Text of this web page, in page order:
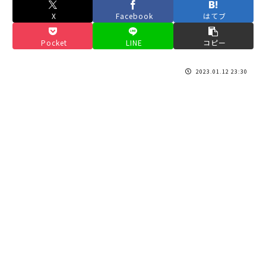
X Facebook はてブ
Pocket LINE コピー
2023.01.12 23:30